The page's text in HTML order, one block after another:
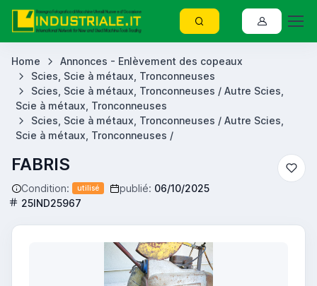
Home
Annonces - Enlèvement des copeaux
Scies, Scie à métaux, Tronconneuses
Scies, Scie à métaux, Tronconneuses / Autre Scies,
Scie à métaux, Tronconneuses
Scies, Scie à métaux, Tronconneuses / Autre Scies,
Scie à métaux, Tronconneuses /
FABRIS
Condition: utilisé publié: 06/10/2025
25IND25967